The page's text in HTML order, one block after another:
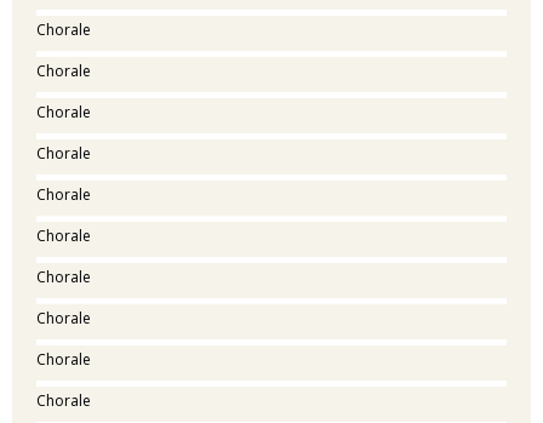
Chorale
Chorale
Chorale
Chorale
Chorale
Chorale
Chorale
Chorale
Chorale
Chorale